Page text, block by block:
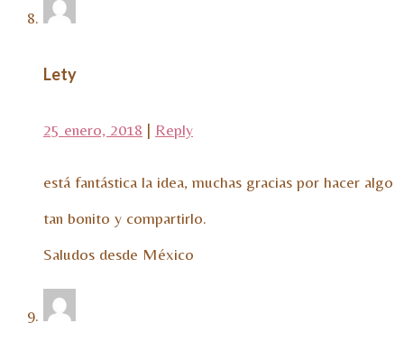
Lety
25 enero, 2018 | Reply
está fantástica la idea, muchas gracias por hacer algo
tan bonito y compartirlo.
Saludos desde México